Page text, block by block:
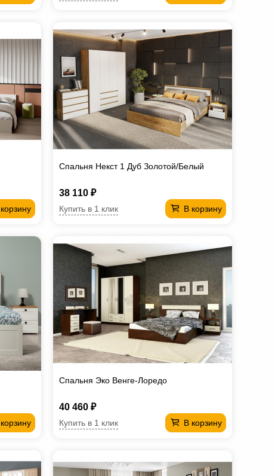
Спальня Некст 1 Дуб Золотой/Белый
38 110 ₽
В корзину
Купить в 1 клик
Спальня Эко Венге-Лоредо
40 460 ₽
В корзину
Купить в 1 клик